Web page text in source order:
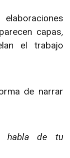
capas,
el trabajo
de narrar
habla de tu